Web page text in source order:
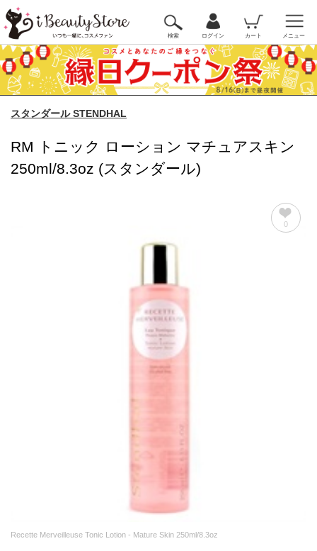
検索 ログイン カート メニュー
スタンダール STENDHAL
RM トニック ローション マチュアスキン
250ml/8.3oz (スタンダール)
0
Recette Merveilleuse Tonic Lotion - Mature Skin 250ml/8.3oz